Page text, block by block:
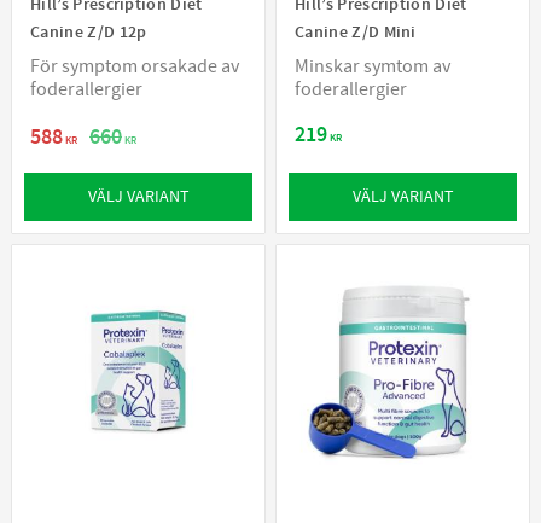
Canine Z/D 12p
För symptom orsakade av
foderallergier
588KR 660KR
VÄLJ VARIANT
Canine Z/D Mini
Minskar symtom av
foderallergier
219KR
VÄLJ VARIANT